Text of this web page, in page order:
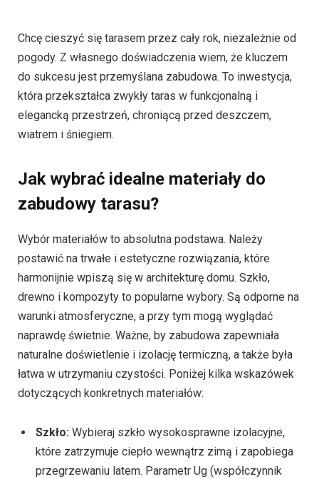
Chcę cieszyć się tarasem przez cały rok, niezależnie od
pogody. Z własnego doświadczenia wiem, że kluczem
do sukcesu jest przemyślana zabudowa. To inwestycja,
która przekształca zwykły taras w funkcjonalną i
elegancką przestrzeń, chroniącą przed deszczem,
wiatrem i śniegiem.
Jak wybrać idealne materiały do
zabudowy tarasu?
Wybór materiałów to absolutna podstawa. Należy
postawić na trwałe i estetyczne rozwiązania, które
harmonijnie wpiszą się w architekturę domu. Szkło,
drewno i kompozyty to popularne wybory. Są odporne na
warunki atmosferyczne, a przy tym mogą wyglądać
naprawdę świetnie. Ważne, by zabudowa zapewniała
naturalne doświetlenie i izolację termiczną, a także była
łatwa w utrzymaniu czystości. Poniżej kilka wskazówek
dotyczących konkretnych materiałów:
Szkło: Wybieraj szkło wysokosprawne izolacyjne,
które zatrzymuje ciepło wewnątrz zimą i zapobiega
przegrzewaniu latem. Parametr Ug (współczynnik